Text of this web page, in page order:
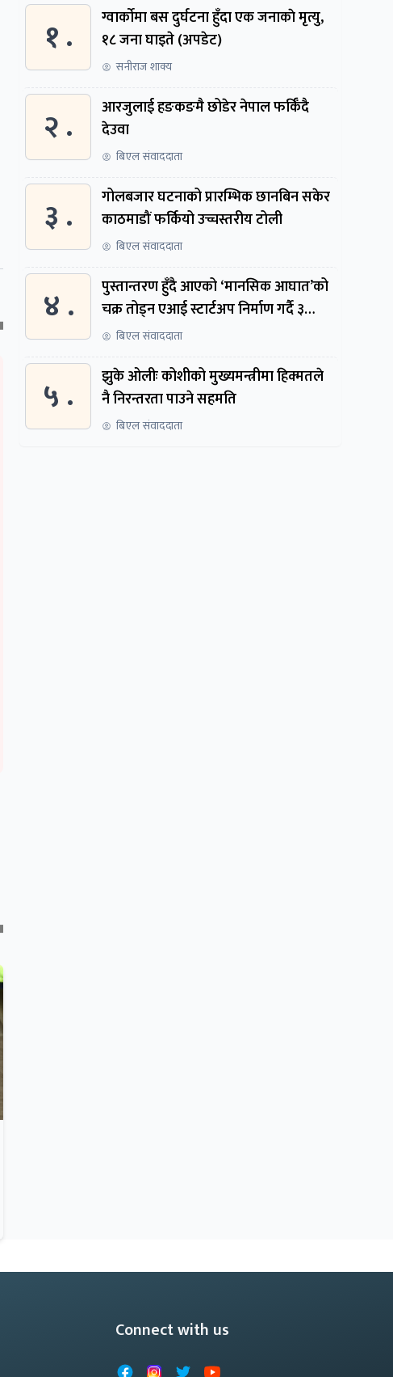
१ .
ग्वार्काेमा बस दुर्घटना हुँदा एक जनाकाे मृत्यु,
१८ जना घाइते (अपडेट)
सनीराज शाक्य
२ .
आरजुलाई हङकङमै छोडेर नेपाल फर्किँदै
देउवा
बिएल संवाददाता
३ .
गोलबजार घटनाको प्रारम्भिक छानबिन सकेर
काठमाडौं फर्कियो उच्चस्तरीय टोली
बिएल संवाददाता
४ .
पुस्तान्तरण हुँदै आएको ‘मानसिक आघात’को
चक्र तोड्न एआई स्टार्टअप निर्माण गर्दै ३
नेपाली
बिएल संवाददाता
५ .
झुके ओलीः कोशीको मुख्यमन्त्रीमा हिक्मतले
नै निरन्तरता पाउने सहमति
बिएल संवाददाता
Connect with us
FacebookInstagram
X YouTube